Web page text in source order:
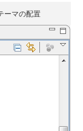
ーマの配置